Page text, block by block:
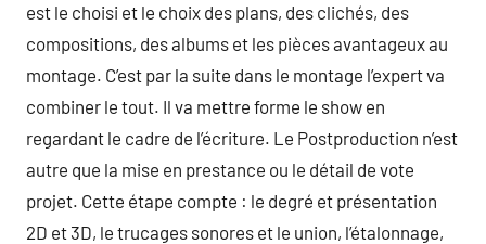
est le choisi et le choix des plans, des clichés, des
compositions, des albums et les pièces avantageux au
montage. C’est par la suite dans le montage l’expert va
combiner le tout. Il va mettre forme le show en
regardant le cadre de l’écriture. Le Postproduction n’est
autre que la mise en prestance ou le détail de vote
projet. Cette étape compte : le degré et présentation
2D et 3D, le trucages sonores et le union, l’étalonnage,